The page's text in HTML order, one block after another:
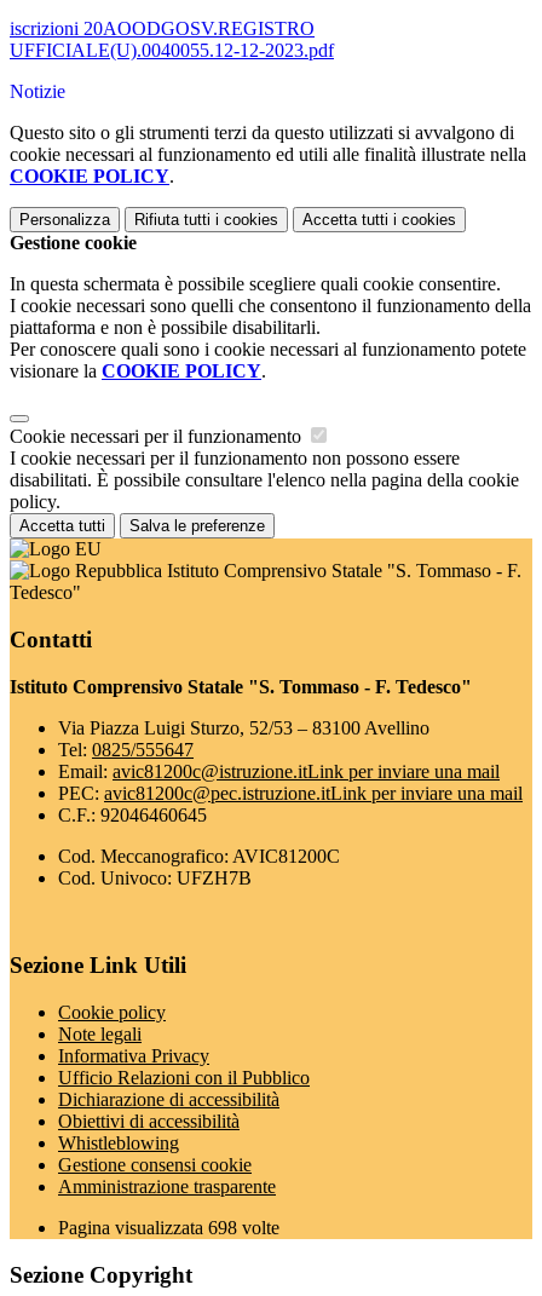
iscrizioni 20AOODGOSV.REGISTRO
UFFICIALE(U).0040055.12-12-2023.pdf
Notizie
Questo sito o gli strumenti terzi da questo utilizzati si avvalgono di
cookie necessari al funzionamento ed utili alle finalità illustrate nella
COOKIE POLICY.
Personalizza Rifiuta tutti i cookies Accetta tutti i cookies
Gestione cookie
In questa schermata è possibile scegliere quali cookie consentire.
I cookie necessari sono quelli che consentono il funzionamento della
piattaforma e non è possibile disabilitarli.
Per conoscere quali sono i cookie necessari al funzionamento potete
visionare la COOKIE POLICY.
Cookie necessari per il funzionamento
I cookie necessari per il funzionamento non possono essere
disabilitati. È possibile consultare l'elenco nella pagina della cookie
policy.
Accetta tutti Salva le preferenze
Istituto Comprensivo Statale "S. Tommaso - F.
Tedesco"
Contatti
Istituto Comprensivo Statale "S. Tommaso - F. Tedesco"
Via Piazza Luigi Sturzo, 52/53 – 83100 Avellino
Tel: 0825/555647
Email: avic81200c@istruzione.itLink per inviare una mail
PEC: avic81200c@pec.istruzione.itLink per inviare una mail
C.F.: 92046460645
Cod. Meccanografico: AVIC81200C
Cod. Univoco: UFZH7B
Sezione Link Utili
Cookie policy
Note legali
Informativa Privacy
Ufficio Relazioni con il Pubblico
Dichiarazione di accessibilità
Obiettivi di accessibilità
Whistleblowing
Gestione consensi cookie
Amministrazione trasparente
Pagina visualizzata 698 volte
Sezione Copyright